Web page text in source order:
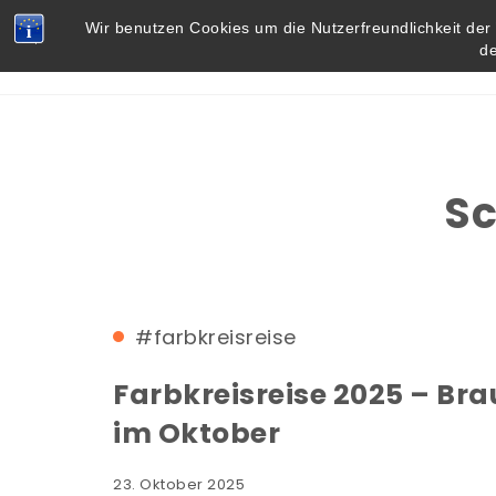
Wir benutzen Cookies um die Nutzerfreundlichkeit
Skip to content Vielbegabt.de
#farbkreisreise
Farbkreisreise 2025 –
im Oktober
23. Oktober 2025